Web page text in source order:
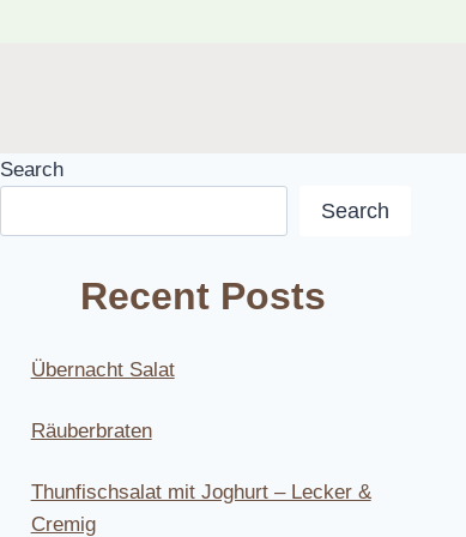
Search
Search
Recent Posts
Übernacht Salat
Räuberbraten
Thunfischsalat mit Joghurt – Lecker &
Cremig